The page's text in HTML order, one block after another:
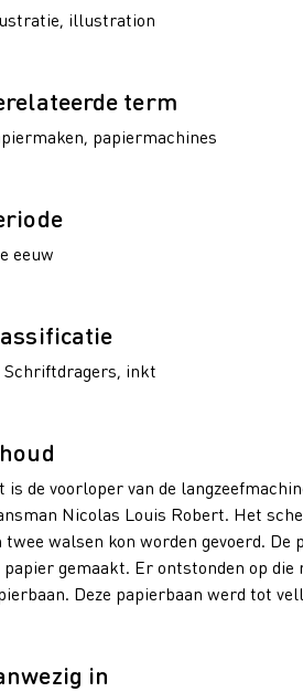
illustration
term
papiermachines
eeuw
Schriftdragers, inkt
is de voorloper van de
Nicolas Louis Robert. Het
twee walsen kon worden gevoerd. De
gemaakt. Er ontstonden op die
Deze papierbaan werd tot
in